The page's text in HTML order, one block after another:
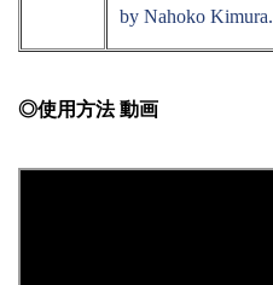
by Nahoko Kimura.
◎使用方法 動画